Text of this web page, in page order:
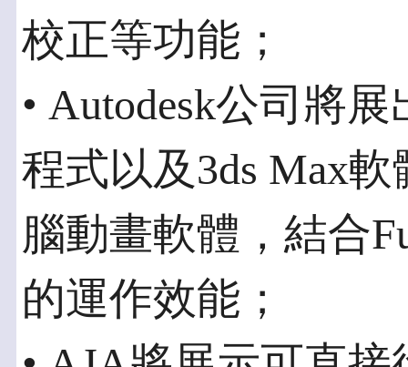
校正等功能；
• Autodesk公司將
程式以及3ds Max軟
腦動畫軟體，結合
的運作效能；